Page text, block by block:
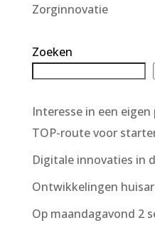
Zorginnovatie
Zoeken
Interesse in een
TOP-route voor
Digitale innovaties in
Ontwikkelingen
Op maandagavond 2